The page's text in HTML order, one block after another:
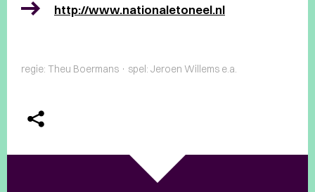
http://www.nationaletoneel.nl
regie: Theu Boermans · spel: Jeroen Willems e.a.